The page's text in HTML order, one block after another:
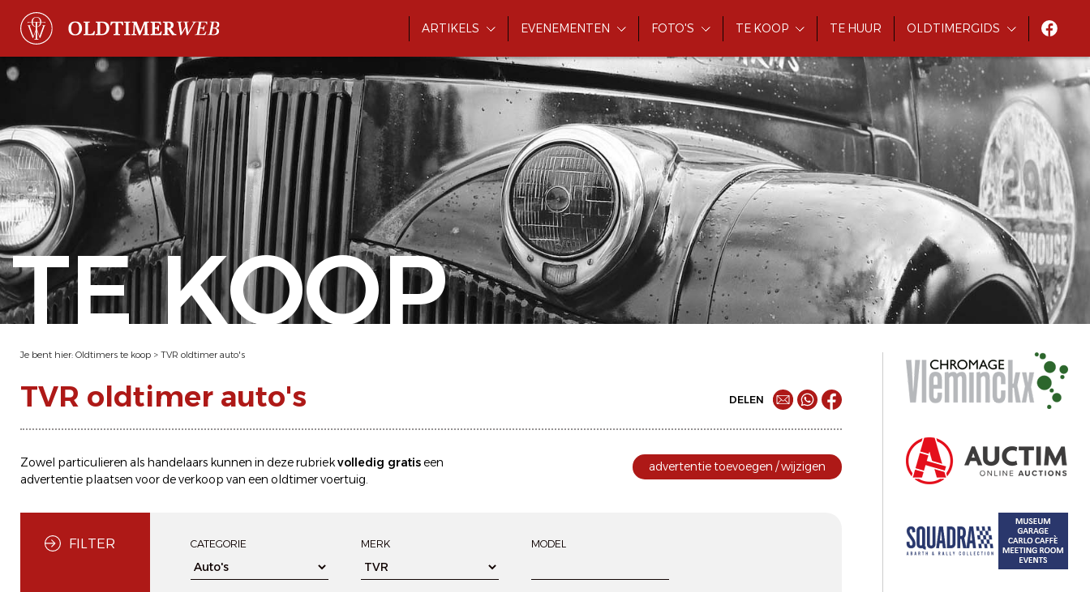
ARTIKELS EVENEMENTEN FOTO'S TE KOOP TE HUUR OLDTIMERGIDS
TE KOOP
Je bent hier: Oldtimers te koop > TVR oldtimer auto's
TVR oldtimer auto's DELEN
Zowel particulieren als handelaars kunnen in deze rubriekvolledig gratis een
advertentie plaatsen voor deverkoop van een oldtimer voertuig.
advertentie toevoegen / wijzigen
FILTER CATEGORIE MERK MODEL